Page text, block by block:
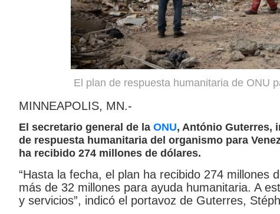
El plan de respuesta humanitaria de ONU
MINNEAPOLIS, MN.-
El secretario general de la ONU, António Guterres,
de respuesta humanitaria del organismo para
ha recibido 274 millones de dólares.
“Hasta la fecha, el plan ha recibido 274
más de 32 millones para ayuda humanitaria. A
y servicios”, indicó el portavoz de Guterres,